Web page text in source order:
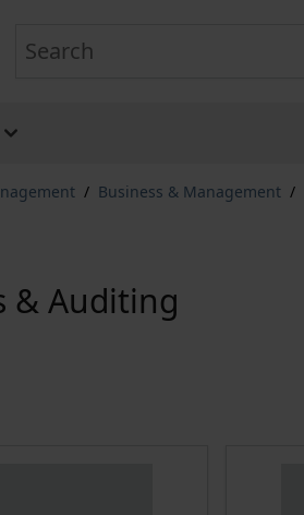
/ Business & Management /
& Auditing